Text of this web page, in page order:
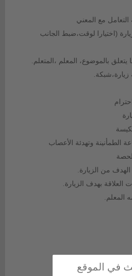
التعامل مع المعني
(اختيارا لوقت،ضبط الجانب
بالموضوع، المعلم ،المتعلم
الطمأنينة وتهدئة الأعصاب
من الزيارة
العلاقة بهدف الزيارة
المعلم